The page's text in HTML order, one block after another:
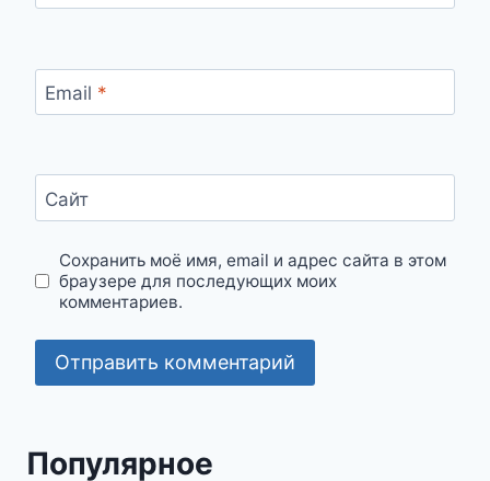
Email *
Сайт
Сохранить моё имя, email и адрес сайта в этом
браузере для последующих моих
комментариев.
Популярное